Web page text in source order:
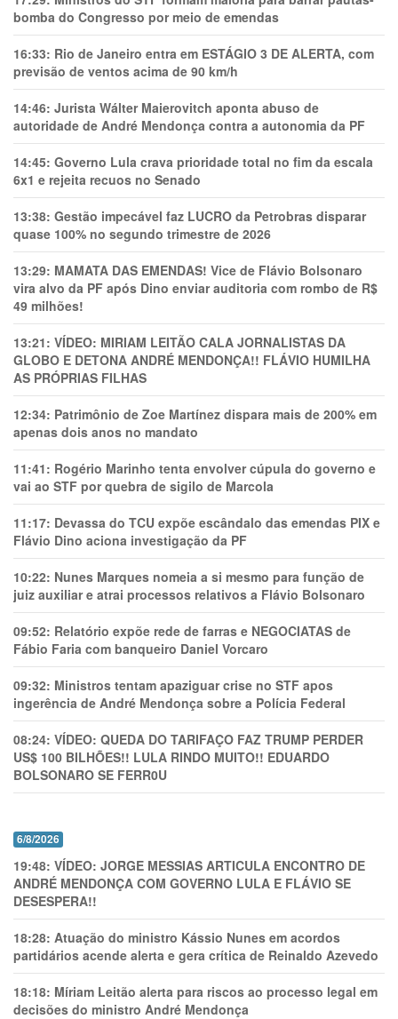
bomba do Congresso por meio de emendas
16:33: Rio de Janeiro entra em ESTÁGIO 3 DE ALERTA, com
previsão de ventos acima de 90 km/h
14:46: Jurista Wálter Maierovitch aponta abuso de
autoridade de André Mendonça contra a autonomia da PF
14:45: Governo Lula crava prioridade total no fim da escala
6x1 e rejeita recuos no Senado
13:38: Gestão impecável faz LUCRO da Petrobras disparar
quase 100% no segundo trimestre de 2026
13:29: MAMATA DAS EMENDAS! Vice de Flávio Bolsonaro
vira alvo da PF após Dino enviar auditoria com rombo de R$
49 milhões!
13:21: VÍDEO: MIRIAM LEITÃO CALA JORNALISTAS DA
GLOBO E DETONA ANDRÉ MENDONÇA!! FLÁVIO HUMILHA
AS PRÓPRIAS FILHAS
12:34: Patrimônio de Zoe Martínez dispara mais de 200% em
apenas dois anos no mandato
11:41: Rogério Marinho tenta envolver cúpula do governo e
vai ao STF por quebra de sigilo de Marcola
11:17: Devassa do TCU expõe escândalo das emendas PIX e
Flávio Dino aciona investigação da PF
10:22: Nunes Marques nomeia a si mesmo para função de
juiz auxiliar e atrai processos relativos a Flávio Bolsonaro
09:52: Relatório expõe rede de farras e NEGOCIATAS de
Fábio Faria com banqueiro Daniel Vorcaro
09:32: Ministros tentam apaziguar crise no STF apos
ingerência de André Mendonça sobre a Polícia Federal
08:24: VÍDEO: QUEDA DO TARIFAÇO FAZ TRUMP PERDER
US$ 100 BILHÕES!! LULA RINDO MUITO!! EDUARDO
BOLSONARO SE FERR0U
6/8/2026
19:48: VÍDEO: JORGE MESSIAS ARTICULA ENCONTRO DE
ANDRÉ MENDONÇA COM GOVERNO LULA E FLÁVIO SE
DESESPERA!!
18:28: Atuação do ministro Kássio Nunes em acordos
partidários acende alerta e gera crítica de Reinaldo Azevedo
18:18: Míriam Leitão alerta para riscos ao processo legal em
decisões do ministro André Mendonça